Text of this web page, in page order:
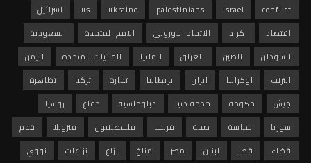
conflict
israel
palestinians
ukraine
us
اسرائيل
اقتصاد
اكراد الاتحاد الاوروبي الامم المتحدة
السعودية
السودان
الصين العراق المانيا الولايات المتحدة
اليمن
انترنت
اوكرانيا ايران بريطانيا تجارة تركيا
تظاهرة
جيش
حكومة خدمة دنيا دبلوماسية دفاع
روسيا
سوريا
سياسة صحة فرنسا فلسطينيون فنزويلا
قدم
قضاء
قطر لبنان مصر مناخ نزاع نزاعات نووي